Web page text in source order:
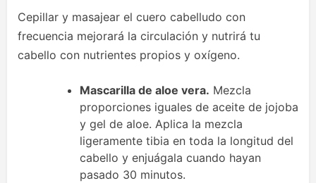
Cepillar y masajear el cuero cabelludo con
frecuencia mejorará la circulación y nutrirá tu
cabello con nutrientes propios y oxígeno.
Mascarilla de aloe vera. Mezcla
proporciones iguales de aceite de jojoba
y gel de aloe. Aplica la mezcla
ligeramente tibia en toda la longitud del
cabello y enjuágala cuando hayan
pasado 30 minutos.